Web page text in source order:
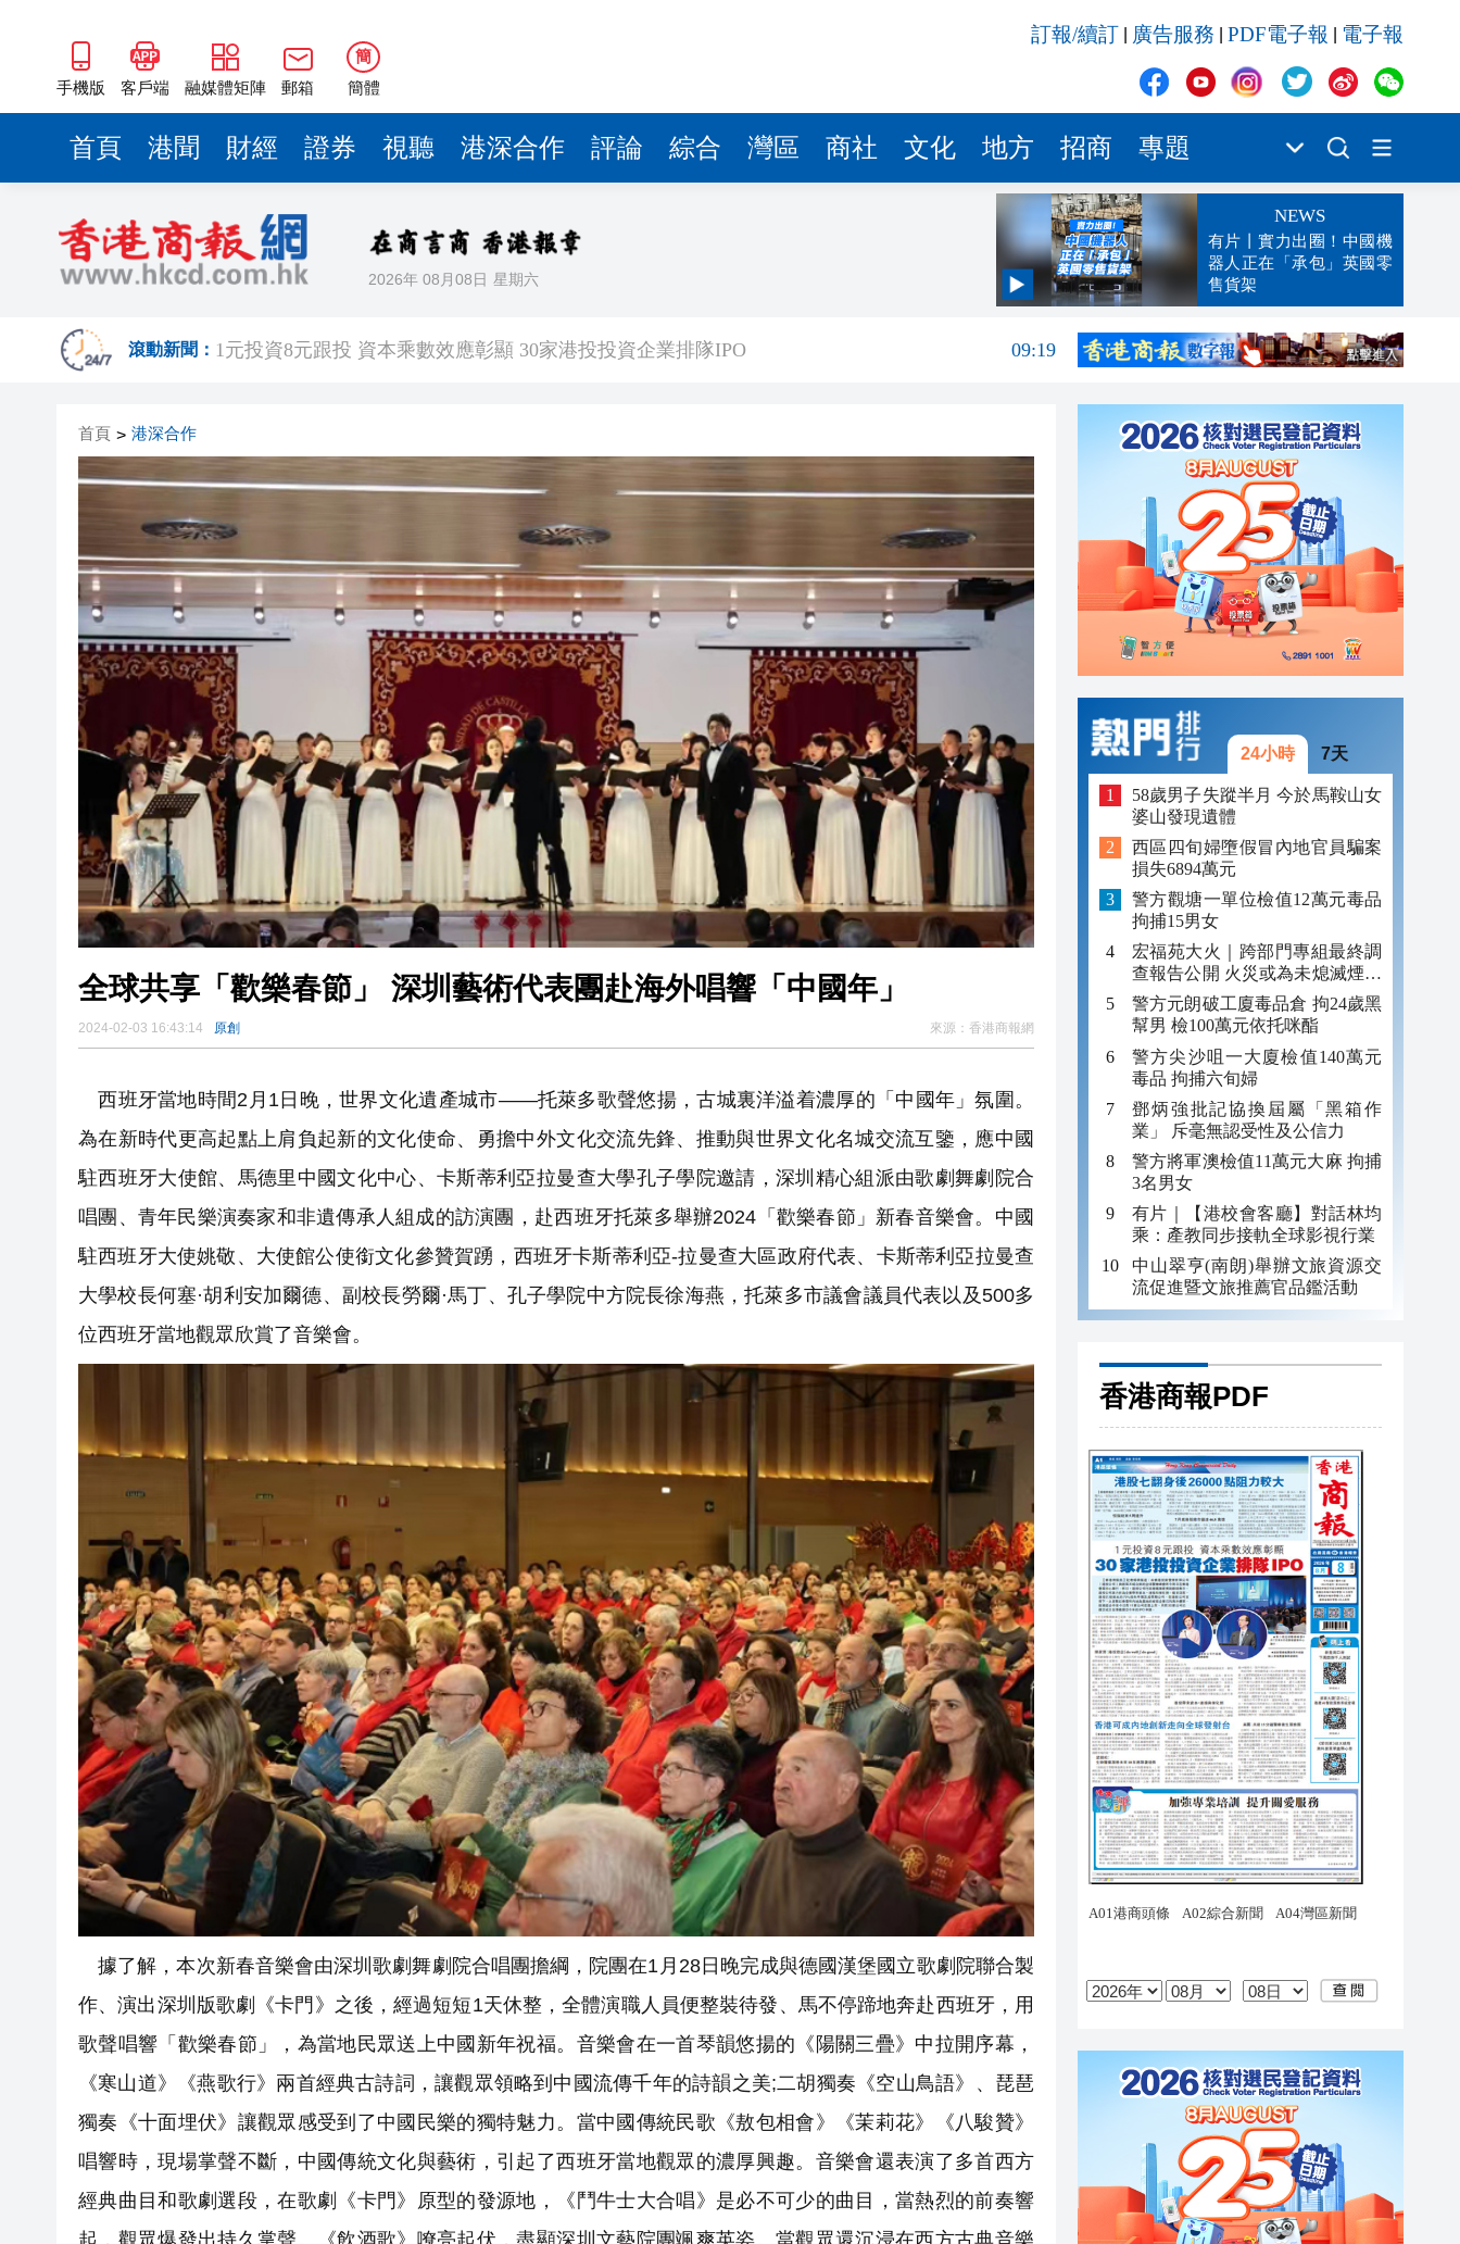
手機版 客戶端 融媒體矩陣 郵箱
簡
簡體
訂報/續訂 廣告服務 PDF電子報 電子報
首頁 港聞 財經 證券 視聽 港深合作 評論 綜合 灣區 商社 文化 地方 招商 專題
2026年 08月08日 星期六
NEWS
有片丨實力出圈！中國機
器人正在「承包」英國零
售貨架
滾動新聞：
09:23
1元投資8元跟投 資本乘數效應彰顯 30家港投投資企業排隊IPO
09:19
宏福苑大火｜何偉豪「黃金戰衣」損毀 料長時間觸高溫
08:33
有片｜拜仁2:1擊敗維拉 180秒重溫全場精華
有片｜楊明莊思明大婚後急返港看大結局：感激愛回家助走出低谷 不捨大家庭
00:45
羅淑佩：三場足球賽事逾12萬人入場 票尾經濟成效顯現
00:26
首頁 > 港深合作
全球共享「歡樂春節」 深圳藝術代表團赴海外唱響「中國年」
2024-02-03 16:43:14 原創 來源： 香港商報網
西班牙當地時間2月1日晚，世界文化遺產城市——托萊多歌聲悠揚，古城裏洋溢着濃厚的「中國年」氛圍。
為在新時代更高起點上肩負起新的文化使命、勇擔中外文化交流先鋒、推動與世界文化名城交流互鑒，應中國
駐西班牙大使館、馬德里中國文化中心、卡斯蒂利亞拉曼查大學孔子學院邀請，深圳精心組派由歌劇舞劇院合
唱團、青年民樂演奏家和非遺傳承人組成的訪演團，赴西班牙托萊多舉辦2024「歡樂春節」新春音樂會。中國
駐西班牙大使姚敬、大使館公使銜文化參贊賀踴，西班牙卡斯蒂利亞-拉曼查大區政府代表、卡斯蒂利亞拉曼查
大學校長何塞·胡利安加爾德、副校長勞爾·馬丁、孔子學院中方院長徐海燕，托萊多市議會議員代表以及500多
位西班牙當地觀眾欣賞了音樂會。
據了解，本次新春音樂會由深圳歌劇舞劇院合唱團擔綱，院團在1月28日晚完成與德國漢堡國立歌劇院聯合製
作、演出深圳版歌劇《卡門》之後，經過短短1天休整，全體演職人員便整裝待發、馬不停蹄地奔赴西班牙，用
歌聲唱響「歡樂春節」，為當地民眾送上中國新年祝福。音樂會在一首琴韻悠揚的《陽關三疊》中拉開序幕，
《寒山道》《燕歌行》兩首經典古詩詞，讓觀眾領略到中國流傳千年的詩韻之美;二胡獨奏《空山鳥語》、琵琶
獨奏《十面埋伏》讓觀眾感受到了中國民樂的獨特魅力。當中國傳統民歌《敖包相會》《茉莉花》《八駿贊》
唱響時，現場掌聲不斷，中國傳統文化與藝術，引起了西班牙當地觀眾的濃厚興趣。音樂會還表演了多首西方
經典曲目和歌劇選段，在歌劇《卡門》原型的發源地，《鬥牛士大合唱》是必不可少的曲目，當熱烈的前奏響
起，觀眾爆發出持久掌聲。《飲酒歌》嘹亮起伏，盡顯深圳文藝院團颯爽英姿。當觀眾還沉浸在西方古典音樂
24小時 7天
58歲男子失蹤半月 今於馬鞍山女
婆山發現遺體
西區四旬婦墮假冒內地官員騙案
損失6894萬元
警方觀塘一單位檢值12萬元毒品
拘捕15男女
宏福苑大火｜跨部門專組最終調
查報告公開 火災或為未熄滅煙頭
引發
警方元朗破工廈毒品倉 拘24歲黑
幫男 檢100萬元依托咪酯
警方尖沙咀一大廈檢值140萬元
毒品 拘捕六旬婦
鄧炳強批記協換屆屬「黑箱作
業」 斥毫無認受性及公信力
警方將軍澳檢值11萬元大麻 拘捕
3名男女
有片｜【港校會客廳】對話林均
乘：產教同步接軌全球影視行業
中山翠亨(南朗)舉辦文旅資源交
流促進暨文旅推薦官品鑑活動
香港商報PDF